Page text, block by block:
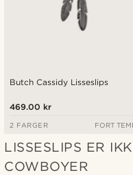
Butch Cassidy Lisseslips
469.00 kr
2 FARGER FORT
LISSESLIPS ER
COWBOYER